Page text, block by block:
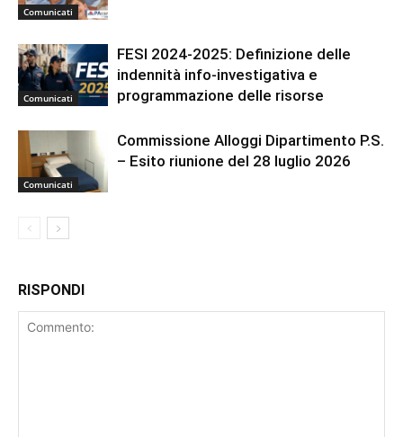
Comunicati
Comunicati
FESI 2024-2025: Definizione delle
indennità info-investigativa e
programmazione delle risorse
Comunicati
Commissione Alloggi Dipartimento P.S.
– Esito riunione del 28 luglio 2026
RISPONDI